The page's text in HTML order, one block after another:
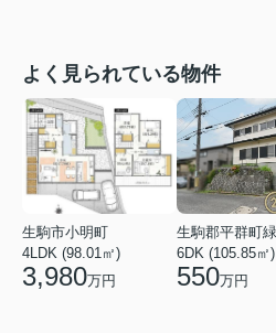
よく見られている物件
生駒市小明町
4LDK (98.01㎡)
3,980万円
6DK (105.85㎡)
550万円